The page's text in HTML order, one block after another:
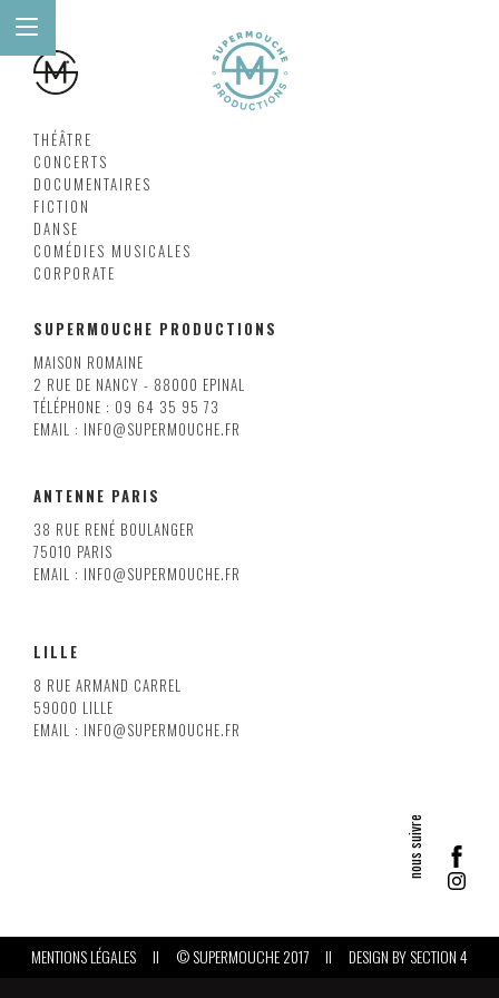
THÉÂTRE
CONCERTS
DOCUMENTAIRES
FICTION
DANSE
COMÉDIES MUSICALES
CORPORATE
SUPERMOUCHE PRODUCTIONS
MAISON ROMAINE
2 RUE DE NANCY - 88000 EPINAL
TÉLÉPHONE : 09 64 35 95 73
EMAIL : INFO@SUPERMOUCHE.FR
ANTENNE PARIS
38 RUE RENÉ BOULANGER
75010 PARIS
EMAIL : INFO@SUPERMOUCHE.FR
LILLE
8 RUE ARMAND CARREL
59000 LILLE
EMAIL : INFO@SUPERMOUCHE.FR
MENTIONS LÉGALES II © SUPERMOUCHE 2017 II DESIGN BYSECTION 4